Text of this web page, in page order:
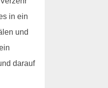
in ein
und
darauf